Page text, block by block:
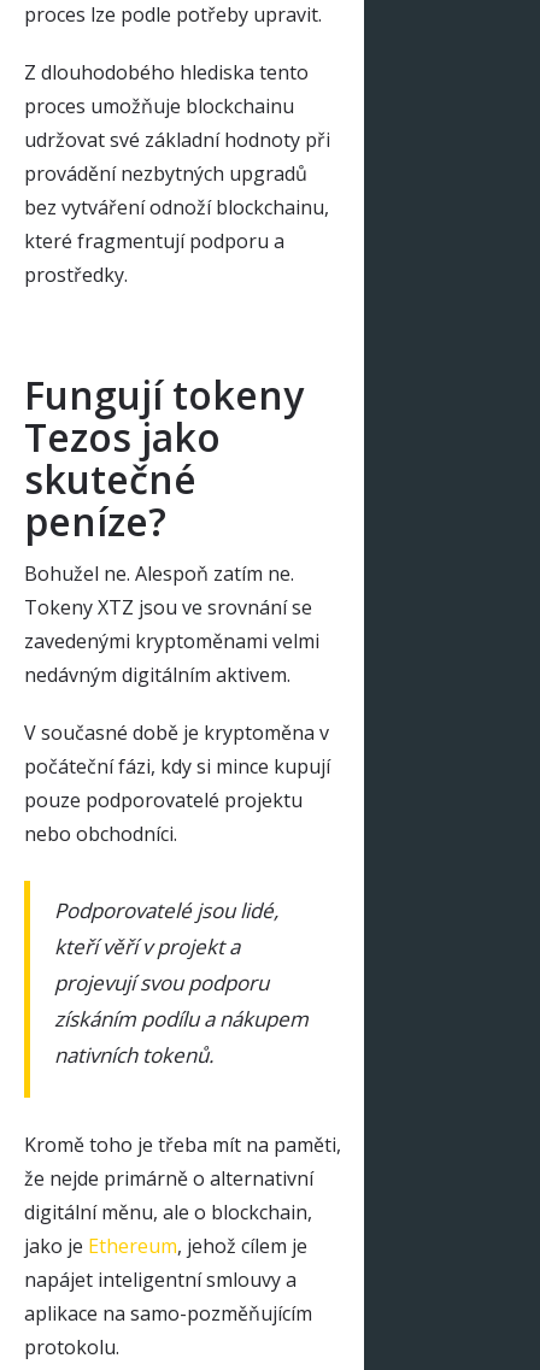
proces lze podle potřeby upravit.
Z dlouhodobého hlediska tento
proces umožňuje blockchainu
udržovat své základní hodnoty při
provádění nezbytných upgradů
bez vytváření odnoží blockchainu,
které fragmentují podporu a
prostředky.
Fungují tokeny
Tezos jako
skutečné
peníze?
Bohužel ne. Alespoň zatím ne.
Tokeny XTZ jsou ve srovnání se
zavedenými kryptoměnami velmi
nedávným digitálním aktivem.
V současné době je kryptoměna v
počáteční fázi, kdy si mince kupují
pouze podporovatelé projektu
nebo obchodníci.
Podporovatelé jsou lidé,
kteří věří v projekt a
projevují svou podporu
získáním podílu a nákupem
nativních tokenů.
Kromě toho je třeba mít na paměti,
že nejde primárně o alternativní
digitální měnu, ale o blockchain,
jako je Ethereum, jehož cílem je
napájet inteligentní smlouvy a
aplikace na samo-pozměňujícím
protokolu.